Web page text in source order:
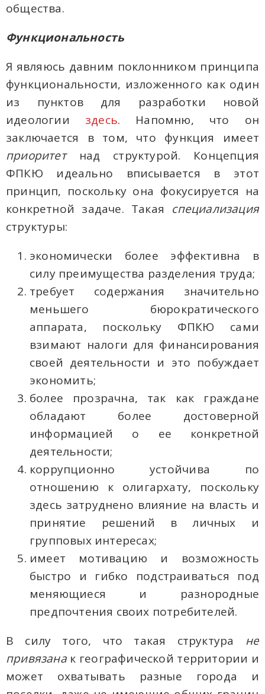
общества.
Функциональность
Я являюсь давним поклонником принципа
функциональности, изложенного как один
из пунктов для разработки новой
идеологии здесь. Напомню, что он
заключается в том, что функция имеет
приоритетнад структурой. Концепция
ФПКЮ идеально вписывается в этот
принцип, поскольку она фокусируется на
конкретной задаче. Такая специализация
структуры:
экономически более эффективна в
силу преимущества разделения труда;
требует содержания значительно
меньшего бюрократического
аппарата, поскольку ФПКЮ сами
взимают налоги для финансирования
своей деятельности и это побуждает
экономить;
более прозрачна, так как граждане
обладают более достоверной
информацией о ее конкретной
деятельности;
коррупционно устойчива по
отношению к олигархату, поскольку
здесь затруднено влияние на власть и
принятие решений в личных и
групповых интересах;
имеет мотивацию и возможность
быстро и гибко подстраиваться под
меняющиеся и разнородные
предпочтения своих потребителей.
В силу того, что такая структура не
привязанак географической территории и
может охватывать разные города и